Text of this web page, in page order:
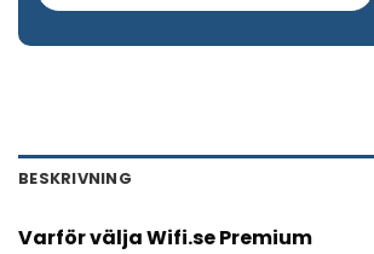
BESKRIVNING
Varför välja Wifi.se Premium